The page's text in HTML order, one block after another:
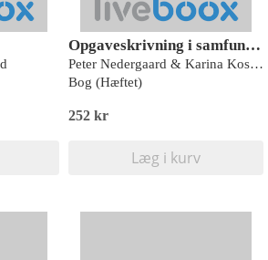
Opgaveskrivning i samfundsvidenskaben
Peter Nedergaard & Karina Kosiara-Pedersen
Bog (Hæftet)
252 kr
Læg i kurv